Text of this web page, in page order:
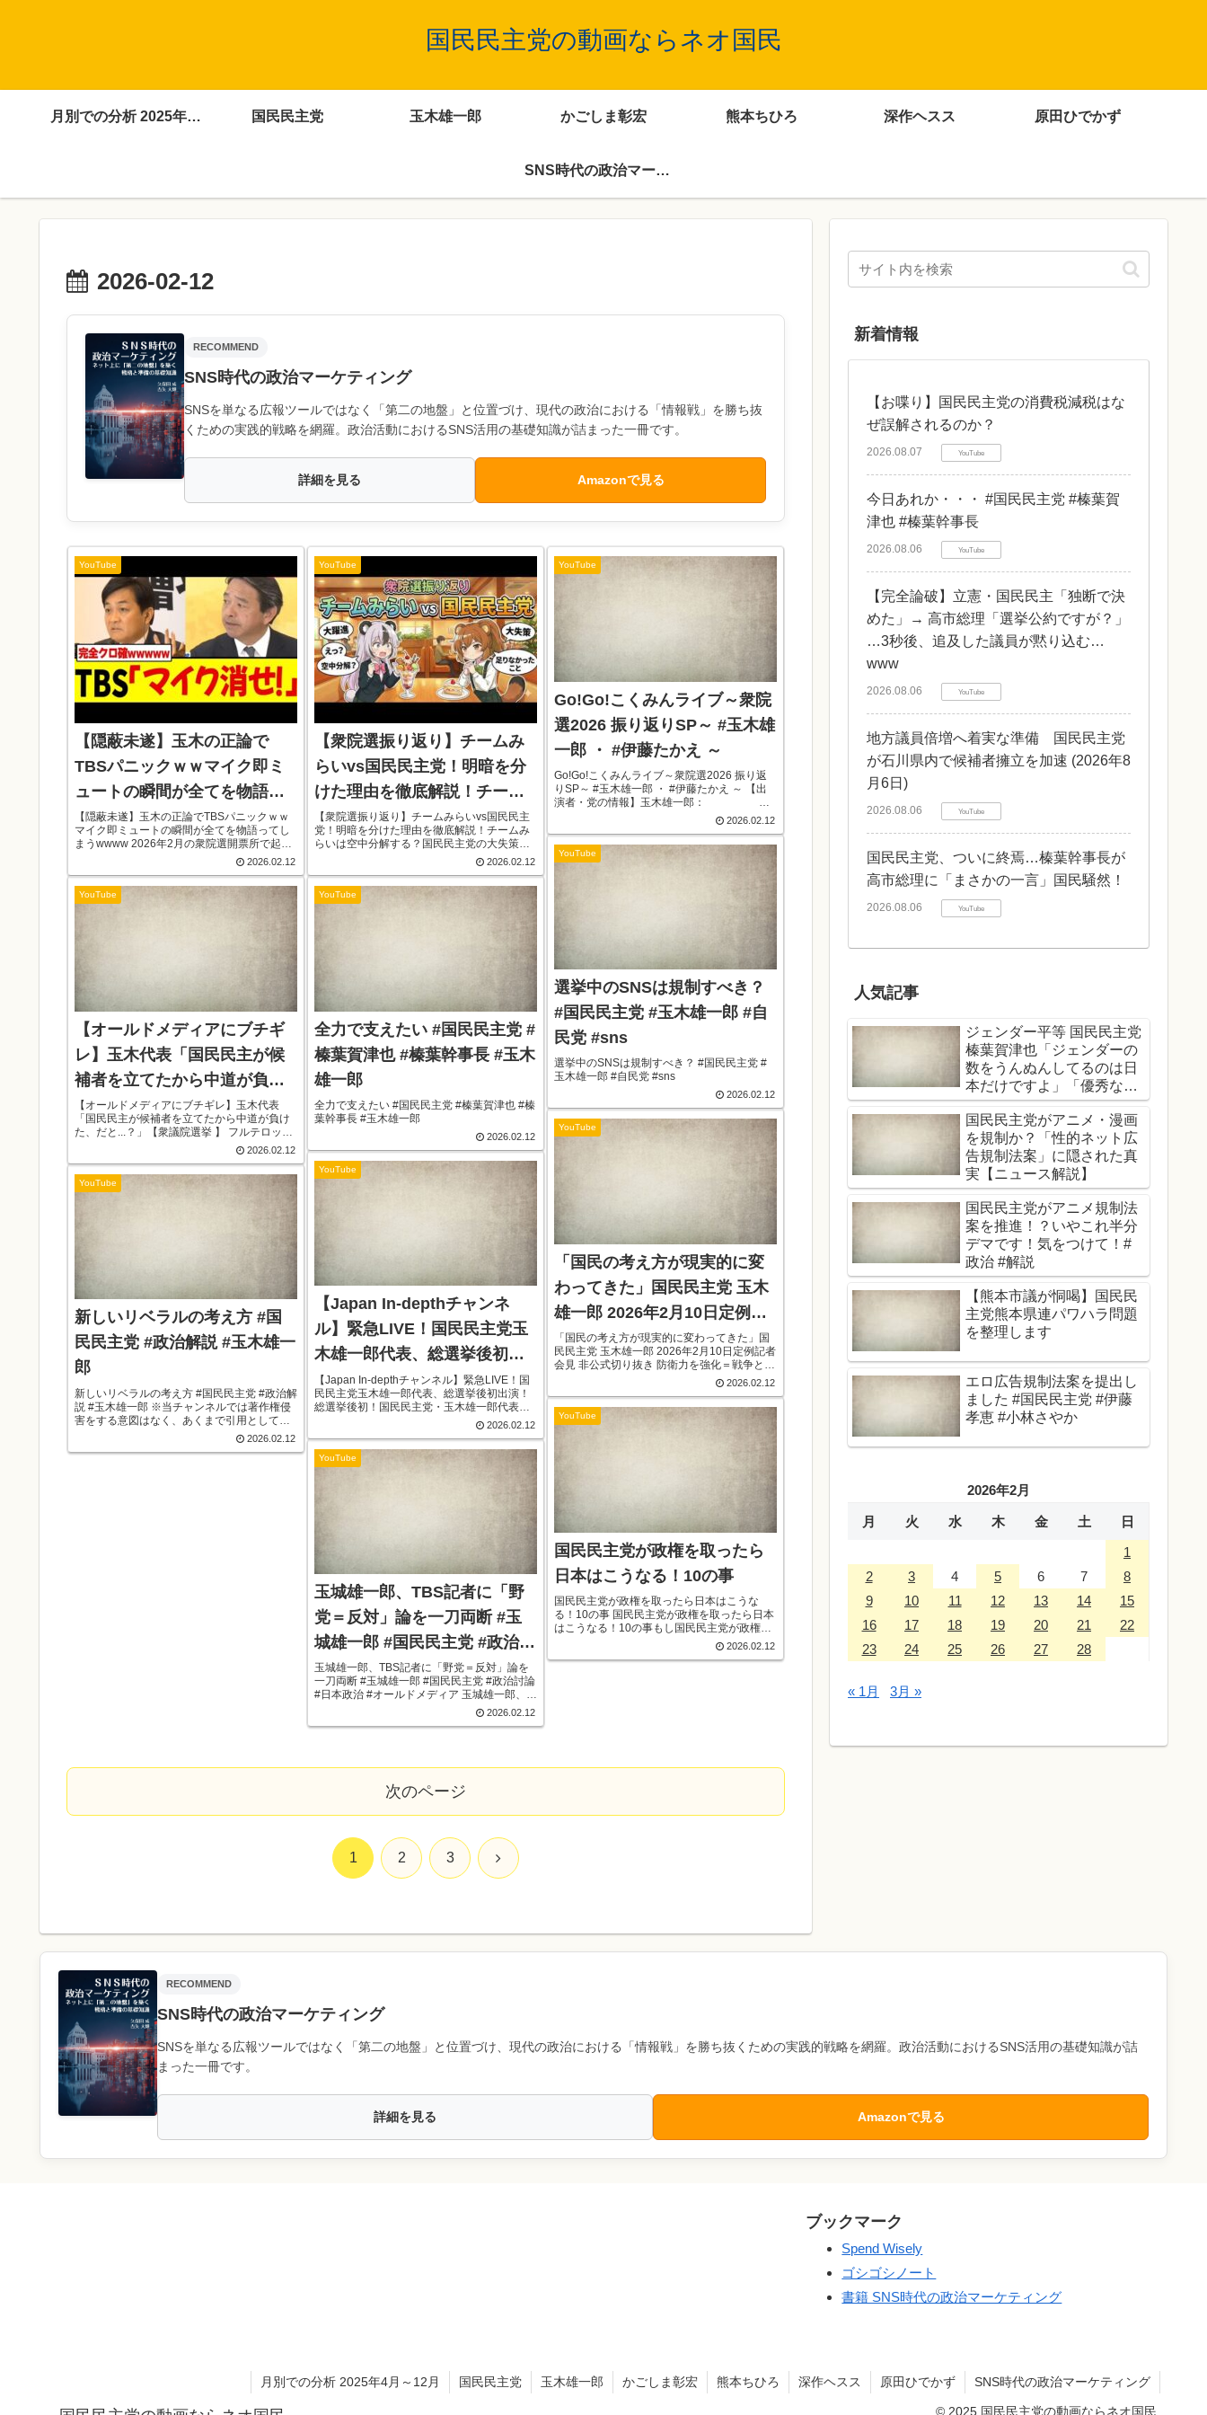
国民民主党の動画ならネオ国民
月別での分析 2025年4月～12月 国民民主党 玉木雄一郎 かごしま彰宏 熊本ちひろ 深作ヘスス 原田ひでかず
SNS時代の政治マーケティング
2026-02-12
RECOMMEND
SNS時代の政治マーケティング
SNSを単なる広報ツールではなく「第二の地盤」と位置づけ、現代の政治における「情報戦」を勝ち抜
くための実践的戦略を網羅。政治活動におけるSNS活用の基礎知識が詰まった一冊です。
詳細を見る Amazonで見る
YouTube
【隠蔽未遂】玉木の正論で
TBSパニックｗｗマイク即ミ
ュートの瞬間が全てを物語っ
てしまうwwww
【隠蔽未遂】玉木の正論でTBSパニックｗｗ
マイク即ミュートの瞬間が全てを物語ってし
まうwwww 2026年2月の衆院選開票所で起き
た、まさかの“マイク騒動”。 国民民主党・玉
が慌てて「あっ！」——...
2026.02.12
YouTube
【衆院選振り返り】チームみ
らいvs国民民主党！明暗を分
けた理由を徹底解説！チーム
みらいは空中分解する？国民
民主党の大失策など【政治】
【衆院選振り返り】チームみらいvs国民民主
党！明暗を分けた理由を徹底解説！チームみ
らいは空中分解する？国民民主党の大失策な
ど【政治】【雑談回】 今回の動画では、2026
らい」の大躍進と、議席を維持・微...
2026.02.12
YouTube
Go!Go!こくみんライブ～衆院
選2026 振り返りSP～ #玉木雄
一郎 ・ #伊藤たかえ ～
Go!Go!こくみんライブ～衆院選2026 振り返
りSP～ #玉木雄一郎 ・ #伊藤たかえ ～ 【出
演者・党の情報】玉木雄一郎：
伊藤孝恵： 国民民主党公式ウェブ
サイトHP：候補者公募：【党公式SNS】国民
民主党YouT...
2026.02.12
YouTube
選挙中のSNSは規制すべき？
#国民民主党 #玉木雄一郎 #自
民党 #sns
選挙中のSNSは規制すべき？ #国民民主党 #
玉木雄一郎 #自民党 #sns
2026.02.12
YouTube
【オールドメディアにブチギ
レ】玉木代表「国民民主が候
補者を立てたから中道が負け
た、だと…？」【衆議院選挙
】
【オールドメディアにブチギレ】玉木代表
「国民民主が候補者を立てたから中道が負け
た、だと...？」【衆議院選挙 】 フルテロップ
付きなのでミュートでもご視聴可能です。
【皆様へお願い】メンバーシップを開始しま
した！当チャンネルを応援し、コメント...
2026.02.12
YouTube
全力で支えたい #国民民主党 #
榛葉賀津也 #榛葉幹事長 #玉木
雄一郎
全力で支えたい #国民民主党 #榛葉賀津也 #榛
葉幹事長 #玉木雄一郎
2026.02.12
YouTube
「国民の考え方が現実的に変
わってきた」国民民主党 玉木
雄一郎 2026年2月10日定例記
者会見 非公式切り抜き
「国民の考え方が現実的に変わってきた」国
民民主党 玉木雄一郎 2026年2月10日定例記者
会見 非公式切り抜き 防衛力を強化＝戦争とい
う旧来の左派のリベラルの考え方は少し変え
たちが避けなければいけない...
2026.02.12
YouTube
【Japan In-depthチャンネ
ル】緊急LIVE！国民民主党玉
木雄一郎代表、総選挙後初出
演！
【Japan In-depthチャンネル】緊急LIVE！国
民民主党玉木雄一郎代表、総選挙後初出演！
総選挙後初！国民民主党・玉木雄一郎代表が
登場「もっと手取りを増やす」は終わらな
い。次の一手は？自民党が圧勝した衆院選
後、初めての登場。国民民...
2026.02.12
YouTube
新しいリベラルの考え方 #国
民民主党 #政治解説 #玉木雄一
郎
新しいリベラルの考え方 #国民民主党 #政治解
説 #玉木雄一郎 ※当チャンネルでは著作権侵
害をする意図はなく、あくまで引用として使
用させて頂いております。問題がある場合は
著作権者様よりメールアドレス宛に直接ご連
2026.02.12
YouTube
国民民主党が政権を取ったら
日本はこうなる！10の事
国民民主党が政権を取ったら日本はこうな
る！10の事 国民民主党が政権を取ったら日本
はこうなる！10の事もし国民民主党が政権を
取ったら、日本はこう変わる。① 給料が上が
る政治が“本気”で始まる② 減税と社会保険料
2026.02.12
YouTube
玉城雄一郎、TBS記者に「野
党＝反対」論を一刀両断 #玉
城雄一郎 #国民民主党 #政治討
論 #日本政治 #オールドメディ
ア
玉城雄一郎、TBS記者に「野党＝反対」論を
一刀両断 #玉城雄一郎 #国民民主党 #政治討論
#日本政治 #オールドメディア 玉城雄一郎、
TBS記者に「野党＝反対」論を一刀両断 #玉
2026.02.12
次のページ
1 2 3 次
新着情報
【お喋り】国民民主党の消費税減税はな
ぜ誤解されるのか？
2026.08.07 YouTube
今日あれか・・・ #国民民主党 #榛葉賀
津也 #榛葉幹事長
2026.08.06 YouTube
【完全論破】立憲・国民民主「独断で決
めた」→ 高市総理「選挙公約ですが？」
…3秒後、追及した議員が黙り込む…
www
2026.08.06 YouTube
地方議員倍増へ着実な準備 国民民主党
が石川県内で候補者擁立を加速 (2026年8
月6日)
2026.08.06 YouTube
国民民主党、ついに終焉…榛葉幹事長が
高市総理に「まさかの一言」国民騒然！
2026.08.06 YouTube
人気記事
ジェンダー平等 国民民主党
榛葉賀津也「ジェンダーの
数をうんぬんしてるのは日
本だけですよ」「優秀な女
性、男性関係なくどんどん
登用する」
国民民主党がアニメ・漫画
を規制か？「性的ネット広
告規制法案」に隠された真
実【ニュース解説】
国民民主党がアニメ規制法
案を推進！？いやこれ半分
デマです！気をつけて！#
政治 #解説
【熊本市議が恫喝】国民民
主党熊本県連パワハラ問題
を整理します
エロ広告規制法案を提出し
ました #国民民主党 #伊藤
孝恵 #小林さやか
2026年2月
月 火 水 木 金 土
日
1
2
3 4 5 6 7
8
9
10 11 12 13 14
15
16
17 18 19 20 21
22
23
24 25 26 27 28
« 1月 3月 »
RECOMMEND
SNS時代の政治マーケティング
SNSを単なる広報ツールではなく「第二の地盤」と位置づけ、現代の政治における「情報戦」を勝ち抜くための実践的戦略を網羅。政治活動におけるSNS活用の基礎知識が詰
まった一冊です。
詳細を見る Amazonで見る
ブックマーク
Spend Wisely
ゴシゴシノート
書籍 SNS時代の政治マーケティング
月別での分析 2025年4月～12月 国民民主党 玉木雄一郎 かごしま彰宏 熊本ちひろ 深作ヘスス 原田ひでかず SNS時代の政治マーケティング
© 2025 国民民主党の動画ならネオ国民.